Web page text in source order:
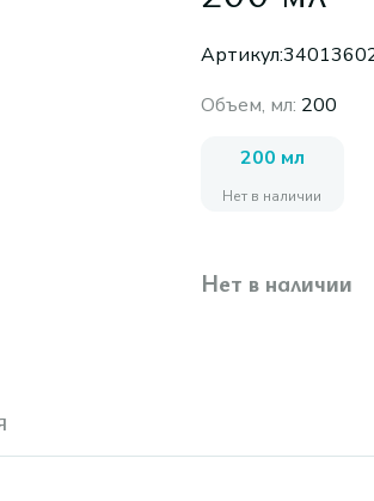
Артикул:
Объем, мл: 200
200 мл
Нет в наличии
Нет в наличии